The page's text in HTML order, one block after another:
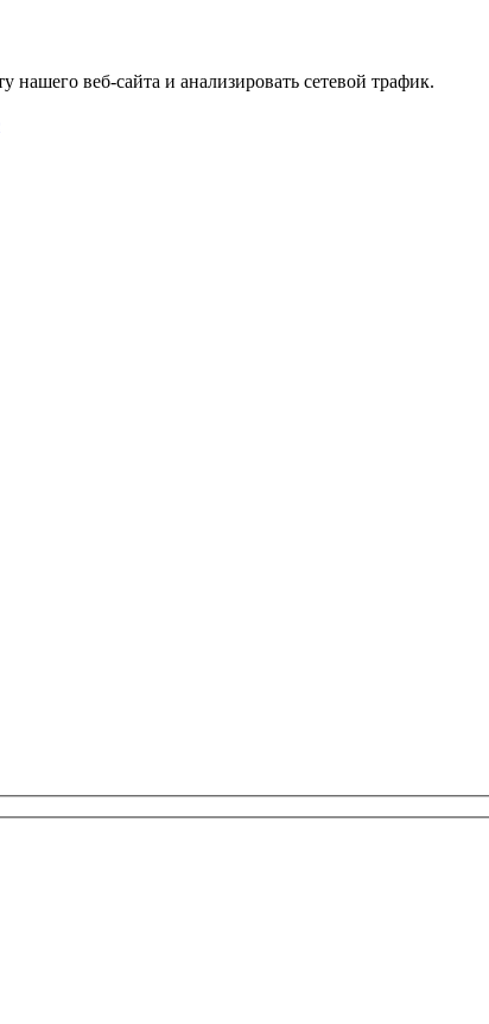
веб-сайта и анализировать сетевой трафик.